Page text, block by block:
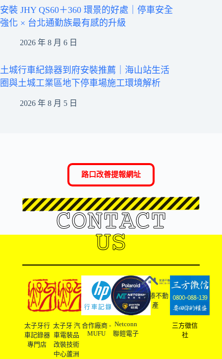
安裝 JHY QS60＋360 環景的好處｜停車安全
強化 × 台北通勤族最有感的升級
2026 年 8 月 6 日
土城行車紀錄器到府安裝推薦｜海山站生活
圈與土城工業區地下停車場施工環境解析
2026 年 8 月 5 日
路口改善提報網址
CONTACT
US
太子牙行
車記錄器
專門店
太子牙 汽
車電裝品
改裝技術
中心蘆洲
合作廠商 -
MUFU
Netconn
聯鎧電子
友溙不動
產
三方徵信
社